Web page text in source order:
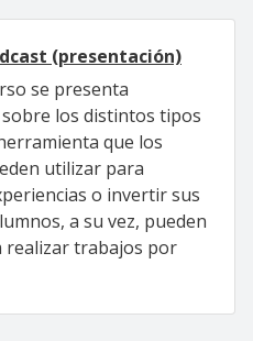
(presentación)
se presenta
los distintos tipos
que los
utilizar para
o invertir sus
a su vez, pueden
realizar trabajos por